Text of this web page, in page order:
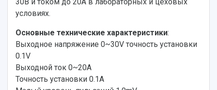
условиях.
Основные технические характеристики:
Выходное напряжение 0~30V точность установки
0.1V
Выходной ток 0~20A
Точность установки 0.1A